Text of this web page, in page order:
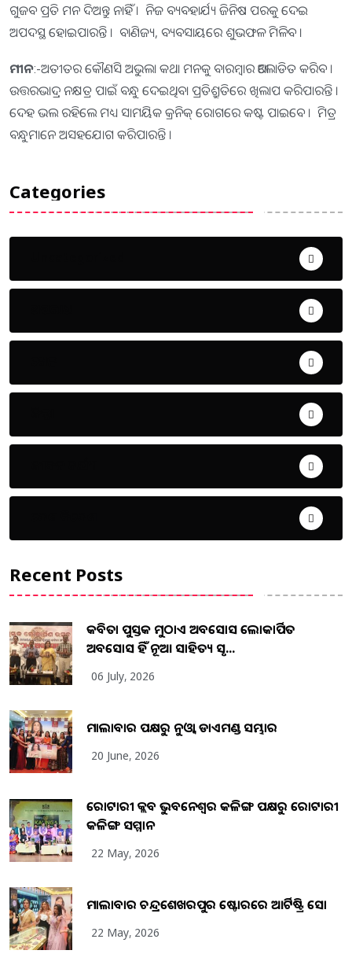
ଗୁଜବ ପ୍ରତି ମନ ଦିଅନ୍ତୁ ନାହିଁ । ନିଜ ବ୍ୟବହାର୍ଯ୍ୟ ଜିନିଷ ପରକୁ ଦେଇ
ଅପଦସ୍ଥ ହୋଇପାରନ୍ତି । ବାଣିଜ୍ୟ, ବ୍ୟବସାୟରେ ଶୁଭଫଳ ମିଳିବ ।
ମୀନ:-ଅତୀତର କୌଣସି ଅଭୁଲା କଥା ମନକୁ ବାରମ୍ବାର ଆଲୋଡିତ କରିବ ।
ଉତ୍ତରଭାଦ୍ର ନକ୍ଷତ୍ର ପାଇଁ ବନ୍ଧୁ ଦେଇଥିବା ପ୍ରତିଶ୍ରୁତିରେ ଖିଲାପ କରିପାରନ୍ତି ।
ଦେହ ଭଲ ରହିଲେ ମଧ୍ୟ ସାମୟିକ କ୍ରନିକ୍‌ ରୋଗରେ କଷ୍ଟ ପାଇବେ । ମିତ୍ର
ବନ୍ଧୁମାନେ ଅସହଯୋଗ କରିପାରନ୍ତି ।
Categories
Recent Posts
କବିତା ପୁସ୍ତକ ମୁଠାଏ ଅବସୋସ ଲୋକାର୍ପିତ
ଅବସୋସ ହିଁ ନୂଆ ସାହିତ୍ୟ ସୃଷ...
06 July, 2026
ମାଲାବାର ପକ୍ଷରୁ ନୁଓ୍ବା ଡାଏମଣ୍ଡ ସମ୍ଭାର
20 June, 2026
ରୋଟାରୀ କ୍ଲବ ଭୁବନେଶ୍ୱର କଳିଙ୍ଗ ପକ୍ଷରୁ ରୋଟାରୀ
କଳିଙ୍ଗ ସମ୍ମାନ
22 May, 2026
ମାଲାବାର ଚନ୍ଦ୍ରଶେଖରପୁର ଷ୍ଟୋରରେ ଆର୍ଟିଷ୍ଟ୍ରି ସୋ
22 May, 2026